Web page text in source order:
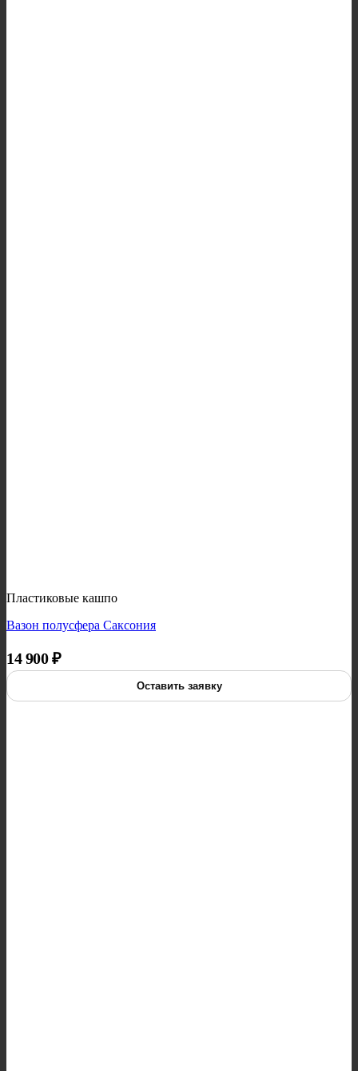
Пластиковые кашпо
Вазон полусфера Саксония
14 900₽
Оставить заявку